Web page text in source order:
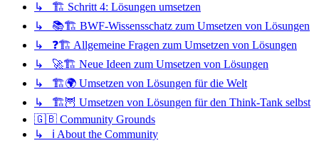
↳ 🏗️ Schritt 4: Lösungen umsetzen
↳ 📚🏗️ BWF-Wissensschatz zum Umsetzen von Lösungen
↳ ❓🏗️ Allgemeine Fragen zum Umsetzen von Lösungen
↳ 🚀🏗️ Neue Ideen zum Umsetzen von Lösungen
↳ 🏗️🌍 Umsetzen von Lösungen für die Welt
↳ 🏗️🦉 Umsetzen von Lösungen für den Think-Tank selbst
🇬🇧 Community Grounds
↳ ℹ️ About the Community